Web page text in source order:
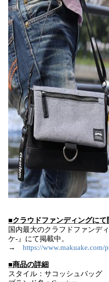
■クラウドファンディングにて
国内最大のクラフドファンデ
ケ-』にて掲載中。
→ https://www.makuake.com/
■商品の詳細
スタイル：サコッシュバッグ